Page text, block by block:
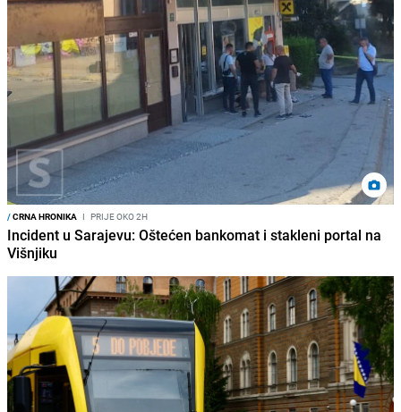
/CRNA HRONIKA I PRIJE OKO 2H
Incident u Sarajevu: Oštećen bankomat i stakleni portal na
Višnjiku